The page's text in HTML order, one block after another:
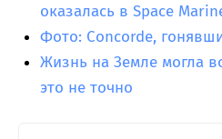
оказалась в Space
Фото: Concorde,
Жизнь на Земле могла
это не точно